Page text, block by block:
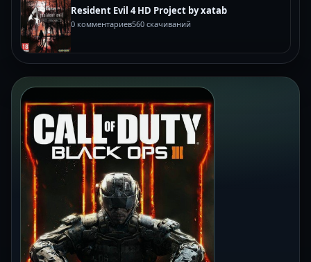
Resident Evil 4 HD Project by xatab
0 комментариев560 скачиваний